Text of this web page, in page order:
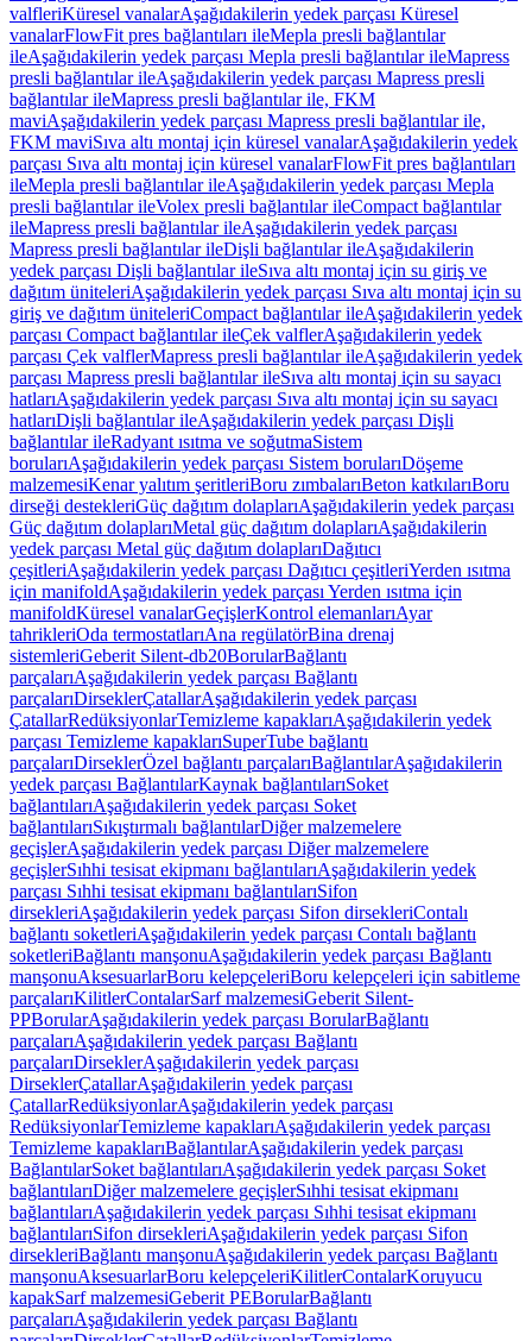
valfleriKüresel vanalarAşağıdakilerin yedek parçası Küresel
vanalarFlowFit pres bağlantıları ileMepla presli bağlantılar
ileAşağıdakilerin yedek parçası Mepla presli bağlantılar ileMapress
presli bağlantılar ileAşağıdakilerin yedek parçası Mapress presli
bağlantılar ileMapress presli bağlantılar ile, FKM
maviAşağıdakilerin yedek parçası Mapress presli bağlantılar ile,
FKM maviSıva altı montaj için küresel vanalarAşağıdakilerin yedek
parçası Sıva altı montaj için küresel vanalarFlowFit pres bağlantıları
ileMepla presli bağlantılar ileAşağıdakilerin yedek parçası Mepla
presli bağlantılar ileVolex presli bağlantılar ileCompact bağlantılar
ileMapress presli bağlantılar ileAşağıdakilerin yedek parçası
Mapress presli bağlantılar ileDişli bağlantılar ileAşağıdakilerin
yedek parçası Dişli bağlantılar ileSıva altı montaj için su giriş ve
dağıtım üniteleriAşağıdakilerin yedek parçası Sıva altı montaj için su
giriş ve dağıtım üniteleriCompact bağlantılar ileAşağıdakilerin yedek
parçası Compact bağlantılar ileÇek valflerAşağıdakilerin yedek
parçası Çek valflerMapress presli bağlantılar ileAşağıdakilerin yedek
parçası Mapress presli bağlantılar ileSıva altı montaj için su sayacı
hatlarıAşağıdakilerin yedek parçası Sıva altı montaj için su sayacı
hatlarıDişli bağlantılar ileAşağıdakilerin yedek parçası Dişli
bağlantılar ileRadyant ısıtma ve soğutmaSistem
borularıAşağıdakilerin yedek parçası Sistem borularıDöşeme
malzemesiKenar yalıtım şeritleriBoru zımbalarıBeton katkılarıBoru
dirseği destekleriGüç dağıtım dolaplarıAşağıdakilerin yedek parçası
Güç dağıtım dolaplarıMetal güç dağıtım dolaplarıAşağıdakilerin
yedek parçası Metal güç dağıtım dolaplarıDağıtıcı
çeşitleriAşağıdakilerin yedek parçası Dağıtıcı çeşitleriYerden ısıtma
için manifoldAşağıdakilerin yedek parçası Yerden ısıtma için
manifoldKüresel vanalarGeçişlerKontrol elemanlarıAyar
tahrikleriOda termostatlarıAna regülatörBina drenaj
sistemleriGeberit Silent-db20BorularBağlantı
parçalarıAşağıdakilerin yedek parçası Bağlantı
parçalarıDirseklerÇatallarAşağıdakilerin yedek parçası
ÇatallarRedüksiyonlarTemizleme kapaklarıAşağıdakilerin yedek
parçası Temizleme kapaklarıSuperTube bağlantı
parçalarıDirseklerÖzel bağlantı parçalarıBağlantılarAşağıdakilerin
yedek parçası BağlantılarKaynak bağlantılarıSoket
bağlantılarıAşağıdakilerin yedek parçası Soket
bağlantılarıSıkıştırmalı bağlantılarDiğer malzemelere
geçişlerAşağıdakilerin yedek parçası Diğer malzemelere
geçişlerSıhhi tesisat ekipmanı bağlantılarıAşağıdakilerin yedek
parçası Sıhhi tesisat ekipmanı bağlantılarıSifon
dirsekleriAşağıdakilerin yedek parçası Sifon dirsekleriContalı
bağlantı soketleriAşağıdakilerin yedek parçası Contalı bağlantı
soketleriBağlantı manşonuAşağıdakilerin yedek parçası Bağlantı
manşonuAksesuarlarBoru kelepçeleriBoru kelepçeleri için sabitleme
parçalarıKilitlerContalarSarf malzemesiGeberit Silent-
PPBorularAşağıdakilerin yedek parçası BorularBağlantı
parçalarıAşağıdakilerin yedek parçası Bağlantı
parçalarıDirseklerAşağıdakilerin yedek parçası
DirseklerÇatallarAşağıdakilerin yedek parçası
ÇatallarRedüksiyonlarAşağıdakilerin yedek parçası
RedüksiyonlarTemizleme kapaklarıAşağıdakilerin yedek parçası
Temizleme kapaklarıBağlantılarAşağıdakilerin yedek parçası
BağlantılarSoket bağlantılarıAşağıdakilerin yedek parçası Soket
bağlantılarıDiğer malzemelere geçişlerSıhhi tesisat ekipmanı
bağlantılarıAşağıdakilerin yedek parçası Sıhhi tesisat ekipmanı
bağlantılarıSifon dirsekleriAşağıdakilerin yedek parçası Sifon
dirsekleriBağlantı manşonuAşağıdakilerin yedek parçası Bağlantı
manşonuAksesuarlarBoru kelepçeleriKilitlerContalarKoruyucu
kapakSarf malzemesiGeberit PEBorularBağlantı
parçalarıAşağıdakilerin yedek parçası Bağlantı